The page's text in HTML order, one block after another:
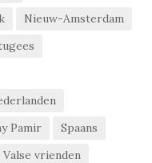
Nieuw-Amsterdam
Pamir
Spaans
Valse vrienden